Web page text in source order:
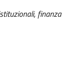
finanza